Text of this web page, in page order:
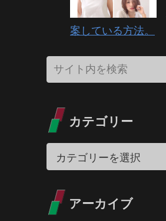
案している方法。
カテゴリー
アーカイブ